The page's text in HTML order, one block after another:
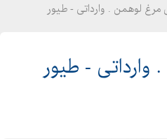
لوهمن . وارداتی - طیور
- طیور